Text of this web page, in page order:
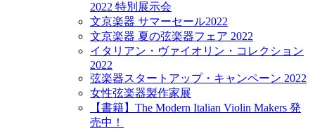
2022 特別展示会
文京楽器 サマーセール2022
文京楽器 夏の弦楽器フェア 2022
イタリアン・ヴァイオリン・コレクション
2022
弦楽器スタートアップ・キャンペーン 2022
女性弦楽器製作家展
【書籍】The Modern Italian Violin Makers 発
売中！